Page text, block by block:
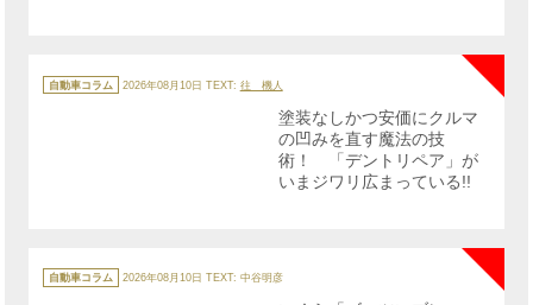
テ
ゴ
自動車コラム 2026年08月10日 TEXT: 往 機人
塗装なしかつ安価にクルマ
の凹みを直す魔法の技
術！ 「デントリペア」が
いまジワリ広まっている!!
テ
ゴ
自動車コラム 2026年08月10日 TEXT: 中谷明彦